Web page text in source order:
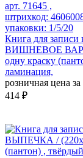
арт. 71645 ,
штрихкод:
упаковки: 1/5/20
Книга для записи
ВИШНЕВОЕ
одну краску
ламинация,
розничная цена
414 ₽